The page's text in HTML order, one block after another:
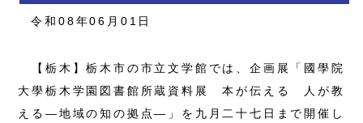
令和08年06月01日
【栃木】栃木市の市立文学館では、企画展「國學院
大學栃木学園図書館所蔵資料展 本が伝える 人が教
える―地域の知の拠点―」を九月二十七日まで開催し